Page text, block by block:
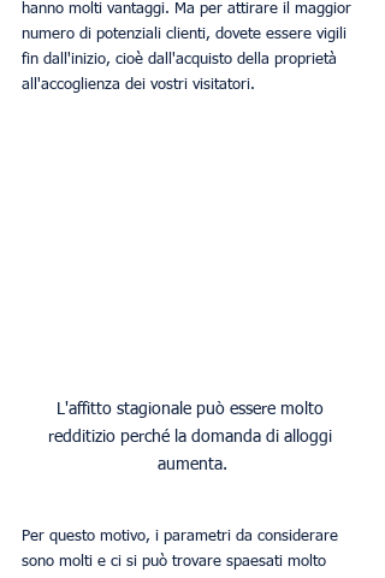
hanno molti vantaggi. Ma per attirare il maggior
numero di potenziali clienti, dovete essere vigili
fin dall'inizio, cioè dall'acquisto della proprietà
all'accoglienza dei vostri visitatori.
L'affitto stagionale può essere molto
redditizio perché la domanda di alloggi
aumenta.
Per questo motivo, i parametri da considerare
sono molti e ci si può trovare spaesati molto